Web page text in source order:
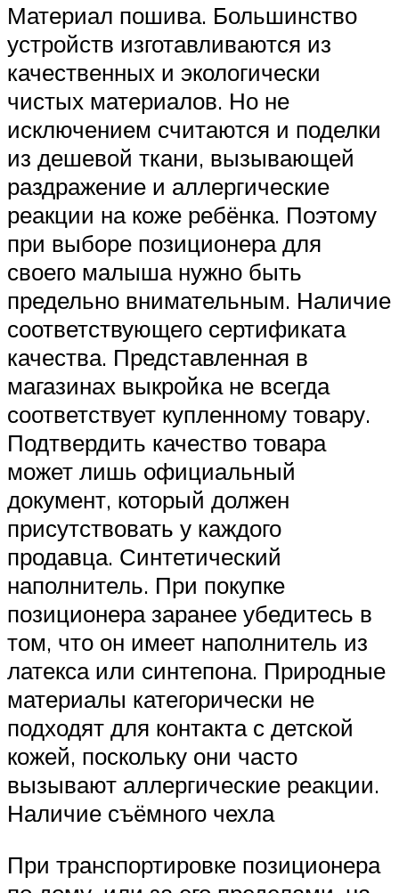
Материал пошива. Большинство
устройств изготавливаются из
качественных и экологически
чистых материалов. Но не
исключением считаются и поделки
из дешевой ткани, вызывающей
раздражение и аллергические
реакции на коже ребёнка. Поэтому
при выборе позиционера для
своего малыша нужно быть
предельно внимательным. Наличие
соответствующего сертификата
качества. Представленная в
магазинах выкройка не всегда
соответствует купленному товару.
Подтвердить качество товара
может лишь официальный
документ, который должен
присутствовать у каждого
продавца. Синтетический
наполнитель. При покупке
позиционера заранее убедитесь в
том, что он имеет наполнитель из
латекса или синтепона. Природные
материалы категорически не
подходят для контакта с детской
кожей, поскольку они часто
вызывают аллергические реакции.
Наличие съёмного чехла
При транспортировке позиционера